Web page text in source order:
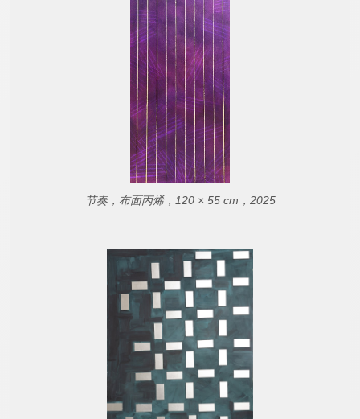
节奏，布面丙烯，120 × 55 cm，2025